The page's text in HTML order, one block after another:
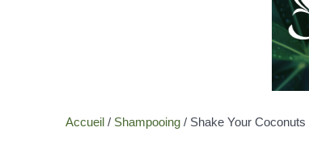
Accueil/ Shampooing/ Shake Your Coconuts